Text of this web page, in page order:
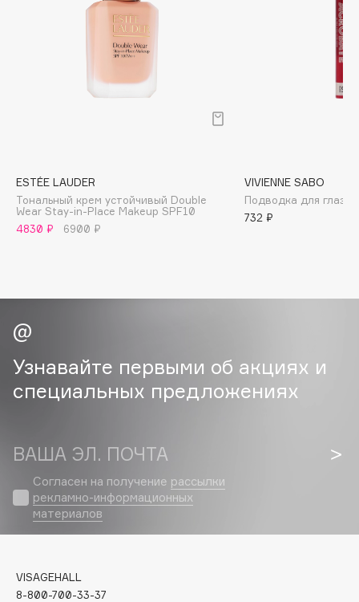
BORK
Brunello Cucinelli
Bvlgari
Byredo
C
Cadence
Carmex
Carolina Herrera
Catrice
Celimax
Clarette
ESTÉE LAUDER
Тональный крем устойчивый Double
Wear Stay-in-Place Makeup SPF10
4830 ₽
6900 ₽
VIVIENNE SABO
Подводка для глаз
732 ₽
Узнавайте первыми об акциях и
специальных предложениях
ВАША ЭЛ. ПОЧТА
Согласен на получение рассылки
рекламно-информационных
материалов
VISAGEHALL
8-800-700-33-37